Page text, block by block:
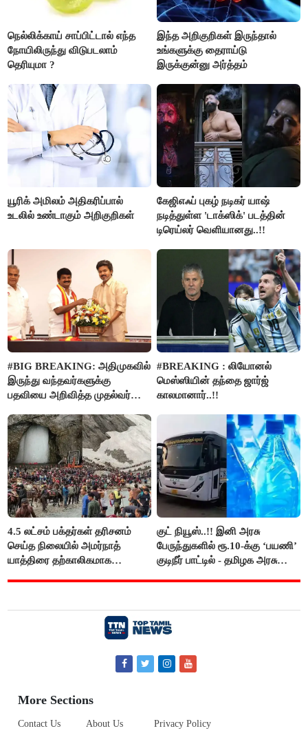
நெல்லிக்காய் சாப்பிட்டால் எந்த
நோயிலிருந்து விடுபடலாம்
தெரியுமா ?
இந்த அறிகுறிகள் இருந்தால்
உங்களுக்கு தைராய்டு
இருக்குன்னு அர்த்தம்
யூரிக் அமிலம் அதிகரிப்பால்
உடலில் உண்டாகும் அறிகுறிகள்
கேஜிஎஃப் புகழ் நடிகர் யாஷ்
நடித்துள்ள 'டாக்‌ஸிக்' படத்தின்
டிரெய்லர் வெளியானது..!!
#BIG BREAKING: அதிமுகவில்
இருந்து வந்தவர்களுக்கு
பதவியை அறிவித்த முதல்வர்
#BREAKING : லியோனல்
மெஸ்ஸியின் தந்தை ஜார்ஜ்
காலமானார்..!!
4.5 லட்சம் பக்தர்கள் தரிசனம்
செய்த நிலையில் அமர்நாத்
யாத்திரை தற்காலிகமாக
குட் நியூஸ்..!! இனி அரசு
பேருந்துகளில் ரூ.10-க்கு ‘பயணி’
குடிநீர் பாட்டில் - தமிழக அரசு
More Sections
Contact Us About Us Privacy Policy